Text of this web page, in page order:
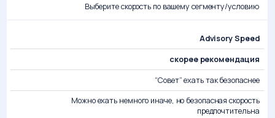
Выберите скорость по вашему сегменту/условию
Advisory Speed
скорее рекомендация
“Совет” ехать так безопаснее
Можно ехать немного иначе, но безопасная скорость
предпочтительна